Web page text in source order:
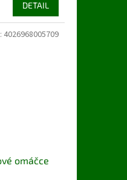
DETAIL
omáčce
4026968005709